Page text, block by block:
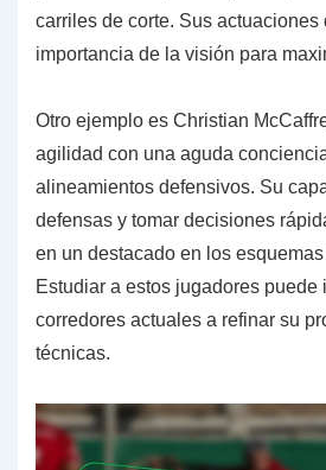
carriles de corte. Sus actuaciones
importancia de la visión para
Otro ejemplo es Christian
agilidad con una aguda
alineamientos defensivos. Su
defensas y tomar decisiones
en un destacado en los
Estudiar a estos jugadores puede
corredores actuales a refinar su
técnicas.